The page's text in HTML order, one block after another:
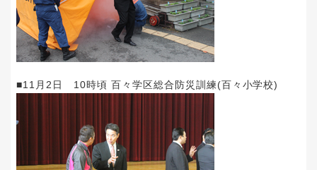
■11月2日 10時頃 百々学区総合防災訓練(百々小学校)